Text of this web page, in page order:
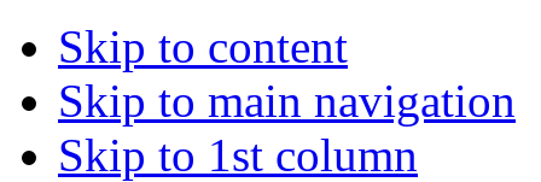
Skip to content
Skip to main navigation
Skip to 1st column